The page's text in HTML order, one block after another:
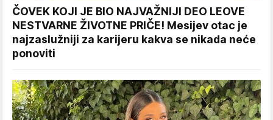
ČOVEK KOJI JE BIO NAJVAŽNIJI DEO LEOVE
NESTVARNE ŽIVOTNE PRIČE! Mesijev otac je
najzaslužniji za karijeru kakva se nikada neće
ponoviti